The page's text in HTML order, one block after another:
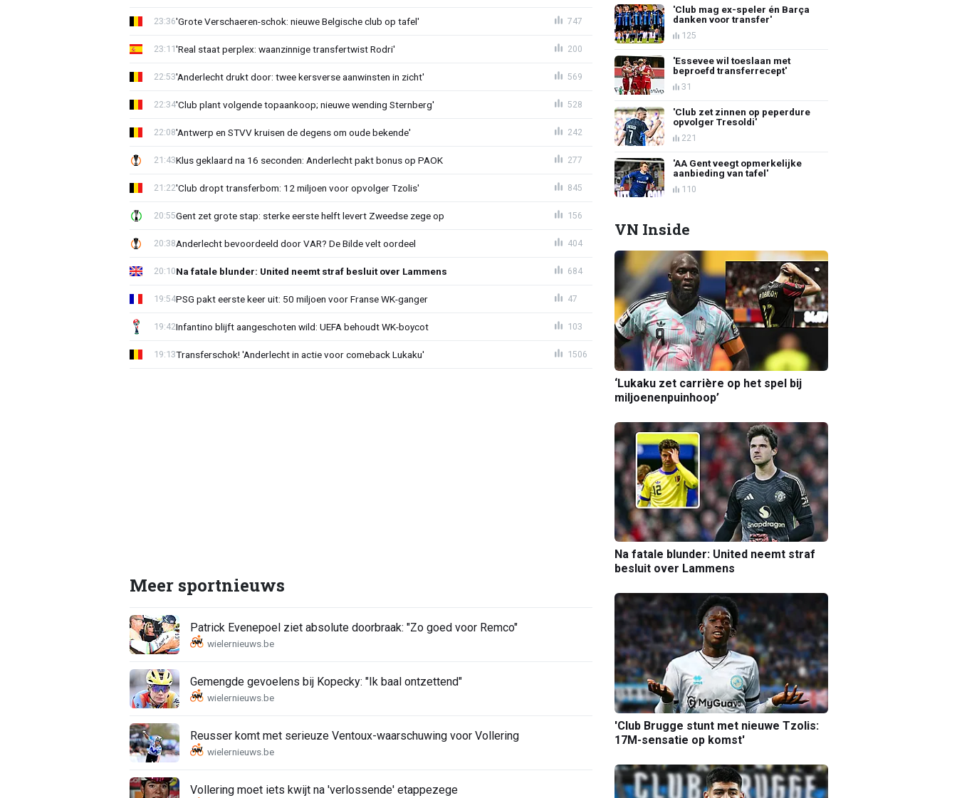
'Grote Verschaeren-schok: nieuwe Belgische club op tafel'
23:36 747
'Real staat perplex: waanzinnige transfertwist Rodri'
23:11 200
'Anderlecht drukt door: twee kersverse aanwinsten in zicht'
22:53 569
'Club plant volgende topaankoop; nieuwe wending Sternberg'
22:34 528
'Antwerp en STVV kruisen de degens om oude bekende'
22:08 242
Klus geklaard na 16 seconden: Anderlecht pakt bonus op PAOK
21:43 277
'Club dropt transferbom: 12 miljoen voor opvolger Tzolis'
21:22 845
Gent zet grote stap: sterke eerste helft levert Zweedse zege op
20:55 156
Anderlecht bevoordeeld door VAR? De Bilde velt oordeel
20:38 404
Na fatale blunder: United neemt straf besluit over Lammens
20:10 684
PSG pakt eerste keer uit: 50 miljoen voor Franse WK-ganger
19:54 47
Infantino blijft aangeschoten wild: UEFA behoudt WK-boycot
19:42 103
Transferschok! 'Anderlecht in actie voor comeback Lukaku'
19:13 1506
Meer sportnieuws
Patrick Evenepoel ziet absolute doorbraak: "Zo goed voor Remco"
Gemengde gevoelens bij Kopecky: "Ik baal ontzettend"
Reusser komt met serieuze Ventoux-waarschuwing voor Vollering
Vollering moet iets kwijt na 'verlossende' etappezege
'Club mag ex-speler én Barça
danken voor transfer'
125
'Essevee wil toeslaan met
beproefd transferrecept'
31
'Club zet zinnen op peperdure
opvolger Tresoldi'
221
'AA Gent veegt opmerkelijke
aanbieding van tafel'
110
VN Inside
‘Lukaku zet carrière op het spel bij
miljoenenpuinhoop’
Na fatale blunder: United neemt straf
besluit over Lammens
'Club Brugge stunt met nieuwe Tzolis:
17M-sensatie op komst'